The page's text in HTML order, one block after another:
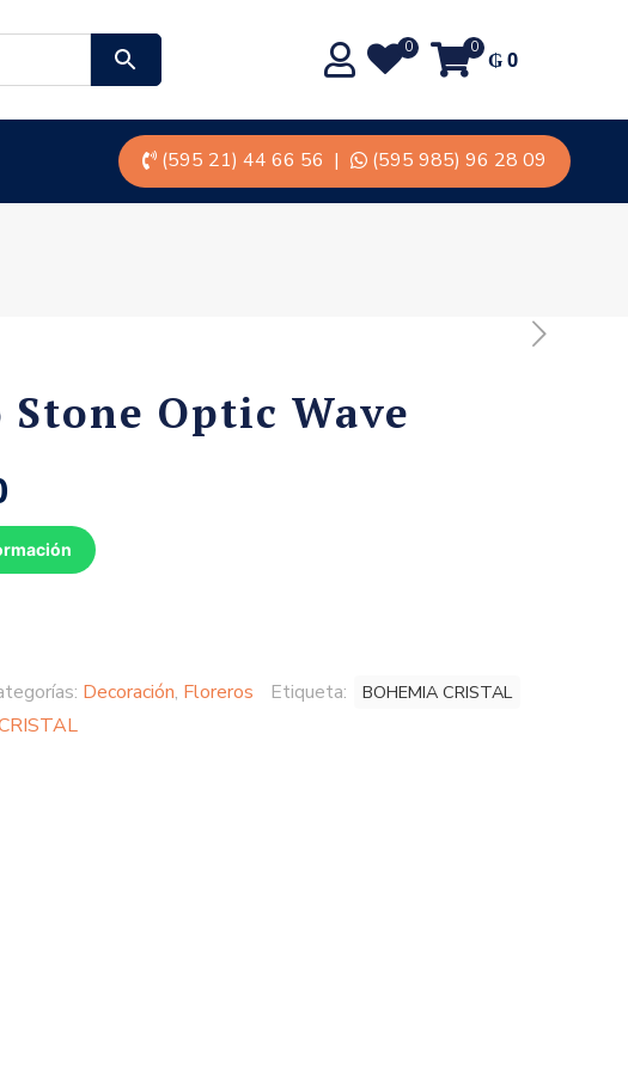
0 0 ₲0
(595 21) 44 66 56 | (595 985) 96 28 09
Optic Wave
Decoración, Floreros Etiqueta: BOHEMIA CRISTAL